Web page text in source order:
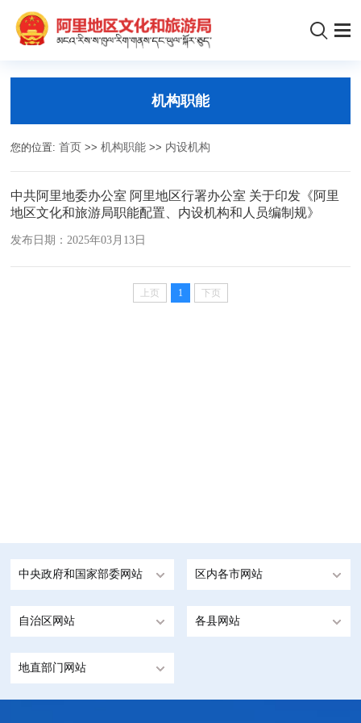
机构职能
您的位置:首页 >>机构职能 >> 内设机构
中共阿里地委办公室 阿里地区行署办公室 关于印发《阿里
地区文化和旅游局职能配置、内设机构和人员编制规》
发布日期：2025年03月13日
上页 1 下页
中央政府和国家部委网站 区内各市网站
自治区网站 各县网站
地直部门网站